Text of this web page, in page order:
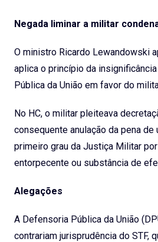
Negada liminar a militar
O ministro Ricardo Lewandowski
aplica o princípio da
Pública da União em favor do
No HC, o militar pleiteava
consequente anulação da pena
primeiro grau da Justiça Militar
entorpecente ou substância de
Alegações
A Defensoria Pública da União
contrariam jurisprudência do STF,